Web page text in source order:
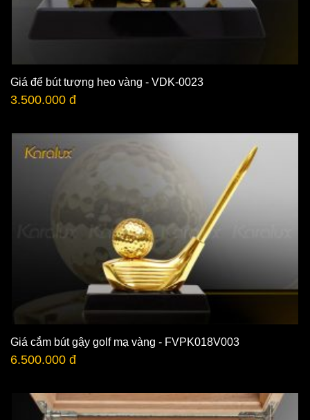
Giá để bút tượng heo vàng - VDK-0023
3.500.000 đ
Giá cắm bút gậy golf mạ vàng - FVPK018V003
6.500.000 đ